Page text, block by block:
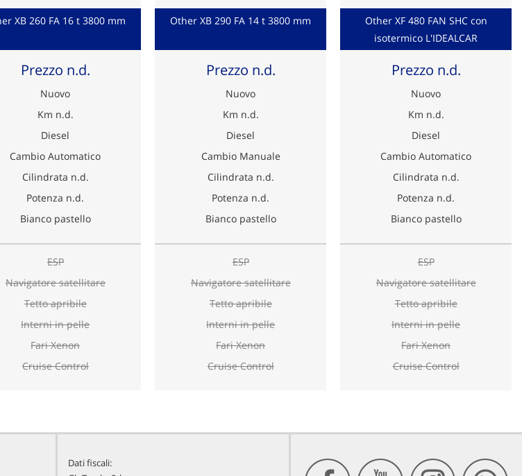
XB 260 FA 16 t 3800 mm
Prezzo n.d.
Nuovo
Km n.d.
Diesel
Cambio Automatico
Cilindrata n.d.
Potenza n.d.
Bianco pastello
ESP
Navigatore satellitare
Tetto apribile
Interni in pelle
Fari Xenon
Cruise Control
Other XB 290 FA 14 t 3800 mm
Prezzo n.d.
Nuovo
Km n.d.
Diesel
Cambio Manuale
Cilindrata n.d.
Potenza n.d.
Bianco pastello
ESP
Navigatore satellitare
Tetto apribile
Interni in pelle
Fari Xenon
Cruise Control
Other XF 480 FAN SHC con
isotermico L'IDEALCAR
Prezzo n.d.
Nuovo
Km n.d.
Diesel
Cambio Automatico
Cilindrata n.d.
Potenza n.d.
Bianco pastello
ESP
Navigatore satellitare
Tetto apribile
Interni in pelle
Fari Xenon
Cruise Control
Dati fiscali: